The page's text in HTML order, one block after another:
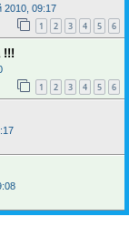
2010, 09:17
1 2 3 4 5 6
!!!
1 2 3 4 5 6